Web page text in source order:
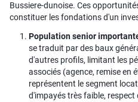
Bussiere-dunoise. Ces
constituer les fondations d'un
Population senior
se traduit par des baux
d'autres profils, limitant les
associés (agence, remise en
représentent le segment
d'impayés très faible,